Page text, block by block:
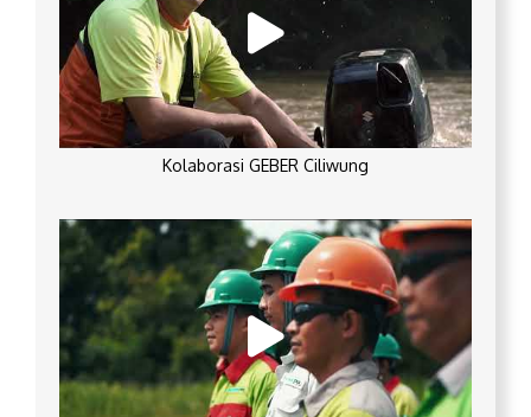
Kolaborasi GEBER Ciliwung